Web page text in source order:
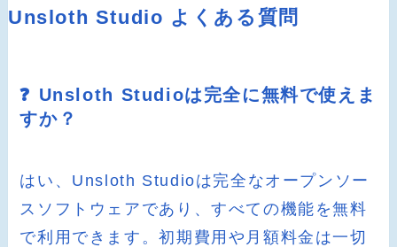
Unsloth Studio よくある質問
❓ Unsloth Studioは完全に無料で使えま
すか？
はい、Unsloth Studioは完全なオープンソー
スソフトウェアであり、すべての機能を無料
で利用できます。初期費用や月額料金は一切